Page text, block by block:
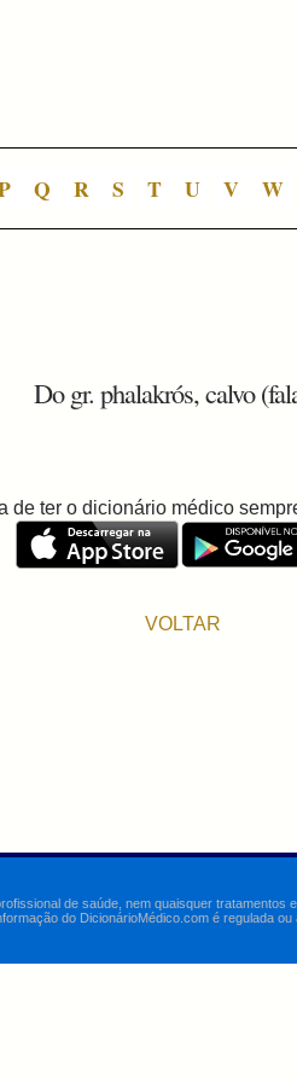
Q R S T U V W
Do gr. phalakrós, calvo
de ter o dicionário médico
VOLTAR
de saúde, nem quaisquer
do DicionárioMédico.com é regulada